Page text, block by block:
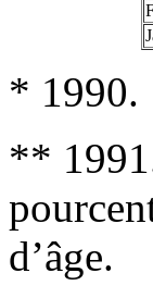
* 1990.
**
d’âge.